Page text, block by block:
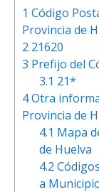
1 Código
Provincia de
2 21620
3 Prefijo del
3.1 21*
4Otra
Provincia de
4.1 Mapa
de Huelva
4.2
a